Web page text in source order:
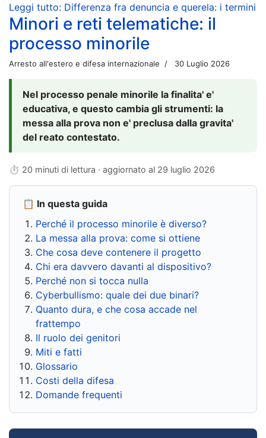
Leggi tutto: Differenza fra denuncia e querela: i termini
Minori e reti telematiche: il
processo minorile
Arresto all'estero e difesa internazionale 30 Luglio 2026
Nel processo penale minorile la finalita' e'
educativa, e questo cambia gli strumenti: la
messa alla prova non e' preclusa dalla gravita'
del reato contestato.
⏱ 20 minuti di lettura · aggiornato al 29 luglio 2026
📋 In questa guida
Perché il processo minorile è diverso?
La messa alla prova: come si ottiene
Che cosa deve contenere il progetto
Chi era davvero davanti al dispositivo?
Perché non si tocca nulla
Cyberbullismo: quale dei due binari?
Quanto dura, e che cosa accade nel
frattempo
Il ruolo dei genitori
Miti e fatti
Glossario
Costi della difesa
Domande frequenti